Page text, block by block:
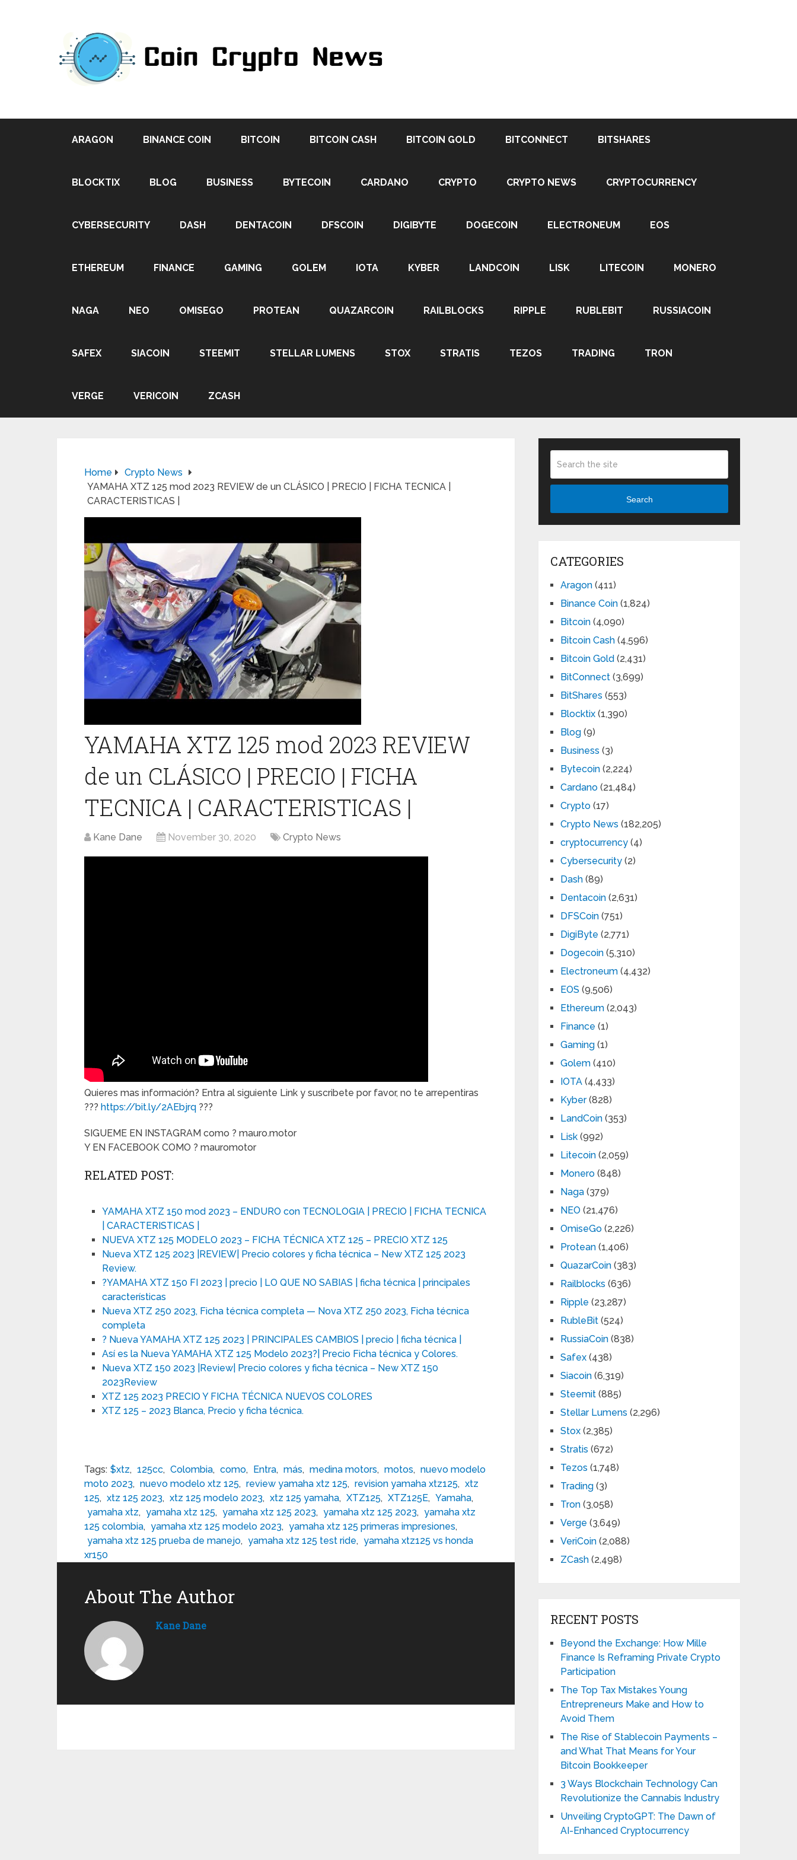
ARAGON BINANCE COIN BITCOIN BITCOIN CASH BITCOIN GOLD BITCONNECT BITSHARES
BLOCKTIX BLOG BUSINESS BYTECOIN CARDANO CRYPTO CRYPTO NEWS CRYPTOCURRENCY
CYBERSECURITY DASH DENTACOIN DFSCOIN DIGIBYTE DOGECOIN ELECTRONEUM EOS
ETHEREUM FINANCE GAMING GOLEM IOTA KYBER LANDCOIN LISK LITECOIN MONERO
NAGA NEO OMISEGO PROTEAN QUAZARCOIN RAILBLOCKS RIPPLE RUBLEBIT RUSSIACOIN
SAFEX SIACOIN STEEMIT STELLAR LUMENS STOX STRATIS TEZOS TRADING TRON
VERGE VERICOIN ZCASH
Home
Crypto News
YAMAHA XTZ 125 mod 2023 REVIEW de un CLÁSICO | PRECIO | FICHA TECNICA |
CARACTERISTICAS |
YAMAHA XTZ 125 mod 2023 REVIEW
de un CLÁSICO | PRECIO | FICHA
TECNICA | CARACTERISTICAS |
Kane Dane November 30, 2020 Crypto News
Quieres mas información? Entra al siguiente Link y suscribete por favor, no te arrepentiras
??? https://bit.ly/2AEbjrq ???
SIGUEME EN INSTAGRAM como ? mauro.motor
Y EN FACEBOOK COMO ? mauromotor
RELATED POST:
YAMAHA XTZ 150 mod 2023 – ENDURO con TECNOLOGIA | PRECIO | FICHA TECNICA
| CARACTERISTICAS |
NUEVA XTZ 125 MODELO 2023 – FICHA TÉCNICA XTZ 125 – PRECIO XTZ 125
Nueva XTZ 125 2023 |REVIEW| Precio colores y ficha técnica – New XTZ 125 2023
Review.
?YAMAHA XTZ 150 FI 2023 | precio | LO QUE NO SABIAS | ficha técnica | principales
características
Nueva XTZ 250 2023, Ficha técnica completa — Nova XTZ 250 2023, Ficha técnica
completa
? Nueva YAMAHA XTZ 125 2023 | PRINCIPALES CAMBIOS | precio | ficha técnica |
Así es la Nueva YAMAHA XTZ 125 Modelo 2023?| Precio Ficha técnica y Colores.
Nueva XTZ 150 2023 |Review| Precio colores y ficha técnica – New XTZ 150
2023Review
XTZ 125 2023 PRECIO Y FICHA TÉCNICA NUEVOS COLORES
XTZ 125 – 2023 Blanca, Precio y ficha técnica.
Tags: $xtz, 125cc, Colombia, como, Entra, más, medina motors, motos, nuevo modelo
moto 2023, nuevo modelo xtz 125, review yamaha xtz 125, revision yamaha xtz125, xtz
125, xtz 125 2023, xtz 125 modelo 2023, xtz 125 yamaha, XTZ125, XTZ125E, Yamaha,
yamaha xtz, yamaha xtz 125, yamaha xtz 125 2023, yamaha xtz 125 2023, yamaha xtz
125 colombia, yamaha xtz 125 modelo 2023, yamaha xtz 125 primeras impresiones,
yamaha xtz 125 prueba de manejo, yamaha xtz 125 test ride, yamaha xtz125 vs honda
xr150
About The Author
Kane Dane
Search
CATEGORIES
Aragon (411)
Binance Coin (1,824)
Bitcoin (4,090)
Bitcoin Cash (4,596)
Bitcoin Gold (2,431)
BitConnect (3,699)
BitShares (553)
Blocktix (1,390)
Blog (9)
Business (3)
Bytecoin (2,224)
Cardano (21,484)
Crypto (17)
Crypto News (182,205)
cryptocurrency (4)
Cybersecurity (2)
Dash (89)
Dentacoin (2,631)
DFSCoin (751)
DigiByte (2,771)
Dogecoin (5,310)
Electroneum (4,432)
EOS (9,506)
Ethereum (2,043)
Finance (1)
Gaming (1)
Golem (410)
IOTA (4,433)
Kyber(828)
LandCoin (353)
Lisk (992)
Litecoin (2,059)
Monero (848)
Naga (379)
NEO (21,476)
OmiseGo (2,226)
Protean (1,406)
QuazarCoin (383)
Railblocks (636)
Ripple (23,287)
RubleBit (524)
RussiaCoin (838)
Safex (438)
Siacoin (6,319)
Steemit (885)
Stellar Lumens (2,296)
Stox (2,385)
Stratis (672)
Tezos (1,748)
Trading (3)
Tron (3,058)
Verge (3,649)
VeriCoin (2,088)
ZCash (2,498)
RECENT POSTS
Beyond the Exchange: How Mille
Finance Is Reframing Private Crypto
Participation
The Top Tax Mistakes Young
Entrepreneurs Make and How to
Avoid Them
The Rise of Stablecoin Payments –
and What That Means for Your
Bitcoin Bookkeeper
3 Ways Blockchain Technology Can
Revolutionize the Cannabis Industry
Unveiling CryptoGPT: The Dawn of
AI-Enhanced Cryptocurrency